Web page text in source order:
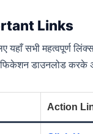
Links
यहाँ सभी महत्वपूर्ण
डाउनलोड करके
Action